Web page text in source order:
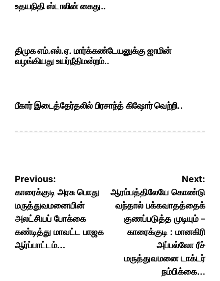
உதயநிதி ஸ்டாலின் கைது..
திமுக எம்.எல்.ஏ. மார்க்கண்டேயனுக்கு ஜாமின்
வழங்கியது உயர்நீதிமன்றம்..
பீகார் இடைத்தேர்தலில் பிரசாந்த் கிஷோர் வெற்றி..
Post
navigation
Previous:
காரைக்குடி அரசு பொது
மருத்துவமனையின்
அலட்சியப் போக்கை
கண்டித்து மாவட்ட பாஜக
ஆர்ப்பாட்டம்…
Next:
ஆரம்பத்திலேயே கொண்டு
வந்தால் பக்கவாதத்தைக்
குணப்படுத்த முடியும் –
காரைக்குடி : மானகிரி
அப்பல்லோ ரீச்
மருத்துவமனை டாக்டர்
நம்பிக்கை…